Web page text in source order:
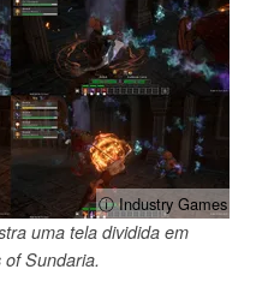
ⓘ Industry Games
uma tela dividida em
of Sundaria.